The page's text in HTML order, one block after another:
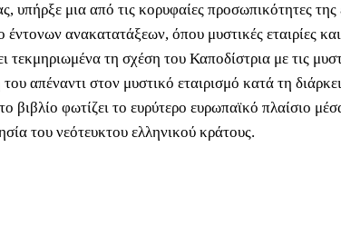
μια από τις κορυφαίες προσωπικότητες
ανακατατάξεων, όπου μυστικές εταιρίες
τεκμηριωμένα τη σχέση του Καποδίστρια με τις
απέναντι στον μυστικό εταιρισμό κατά τη
βιβλίο φωτίζει το ευρύτερο ευρωπαϊκό πλαίσιο
του νεότευκτου ελληνικού κράτους.